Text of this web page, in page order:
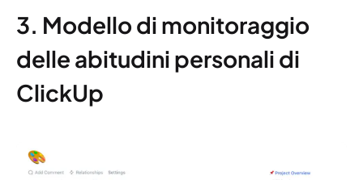
3. Modello di monitoraggio
delle abitudini personali di
ClickUp